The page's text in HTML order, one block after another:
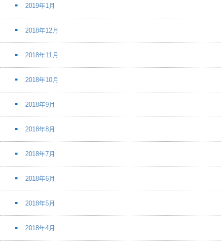
2019年1月
2018年12月
2018年11月
2018年10月
2018年9月
2018年8月
2018年7月
2018年6月
2018年5月
2018年4月